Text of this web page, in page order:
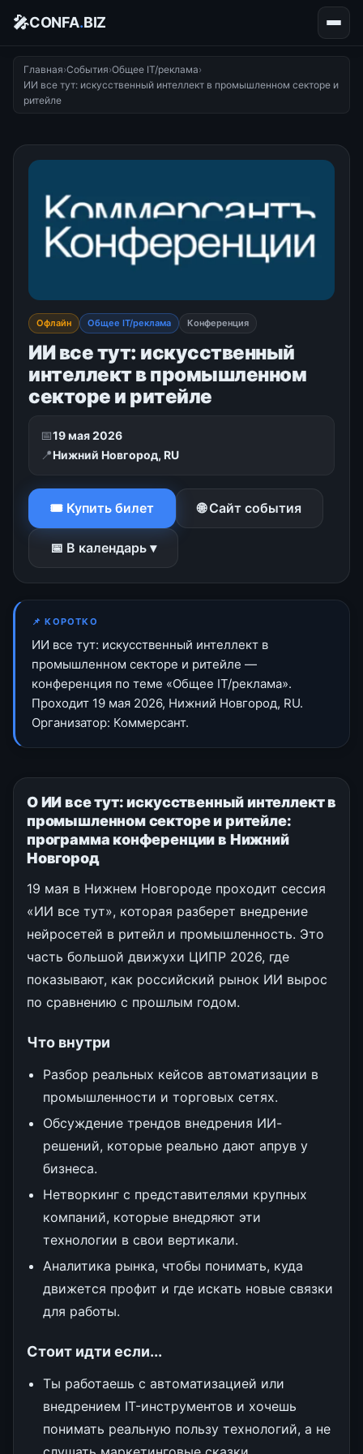
🎤CONFA.BIZ
Главная›События›Общее IT/реклама›
ИИ все тут: искусственный интеллект в промышленном секторе и
ритейле
Офлайн Общее IT/реклама Конференция
ИИ все тут: искусственный
интеллект в промышленном
секторе и ритейле
📅19 мая 2026
📍Нижний Новгород, RU
🎟 Купить билет 🌐 Сайт события
📅 В календарь ▾
📌 КОРОТКО
ИИ все тут: искусственный интеллект в
промышленном секторе и ритейле —
конференция по теме «Общее IT/реклама».
Проходит 19 мая 2026, Нижний Новгород, RU.
Организатор: Коммерсант.
О ИИ все тут: искусственный интеллект в
промышленном секторе и ритейле:
программа конференции в Нижний
Новгород
19 мая в Нижнем Новгороде проходит сессия
«ИИ все тут», которая разберет внедрение
нейросетей в ритейл и промышленность. Это
часть большой движухи ЦИПР 2026, где
показывают, как российский рынок ИИ вырос
по сравнению с прошлым годом.
Что внутри
Разбор реальных кейсов автоматизации в
промышленности и торговых сетях.
Обсуждение трендов внедрения ИИ-
решений, которые реально дают апрув у
бизнеса.
Нетворкинг с представителями крупных
компаний, которые внедряют эти
технологии в свои вертикали.
Аналитика рынка, чтобы понимать, куда
движется профит и где искать новые связки
для работы.
Стоит идти если...
Ты работаешь с автоматизацией или
внедрением IT-инструментов и хочешь
понимать реальную пользу технологий, а не